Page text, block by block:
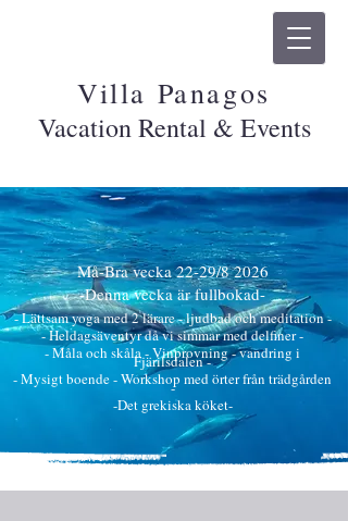
Villa Panagos
Vacation Rental & Events
Må-Bra vecka 22-29/8 2026
-Denna vecka är fullbokad-
- Lättsam yoga med 2 lärare - ljudbad och meditation -
- Heldagsäventyr då vi simmar med delfiner -
- Måla och skåla - Vinprovning - vandring i
Fjärilsdalen -
- Mysigt boende - Workshop med örter från trädgården
-
-Det grekiska köket-